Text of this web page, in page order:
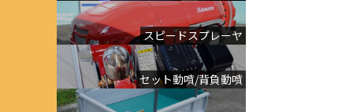
スピードスプレーヤ
セット動噴/背負動噴